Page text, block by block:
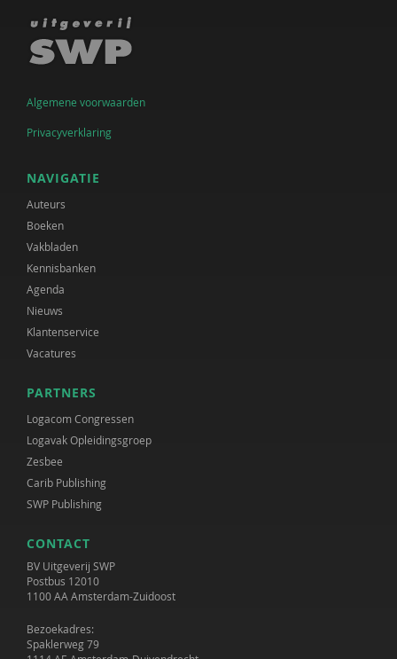
Algemene voorwaarden
Privacyverklaring
NAVIGATIE
Auteurs
Boeken
Vakbladen
Kennisbanken
Agenda
Nieuws
Klantenservice
Vacatures
PARTNERS
Logacom Congressen
Logavak Opleidingsgroep
Zesbee
Carib Publishing
SWP Publishing
CONTACT
BV Uitgeverij SWP
Postbus 12010
1100 AA Amsterdam-Zuidoost
Bezoekadres:
Spaklerweg 79